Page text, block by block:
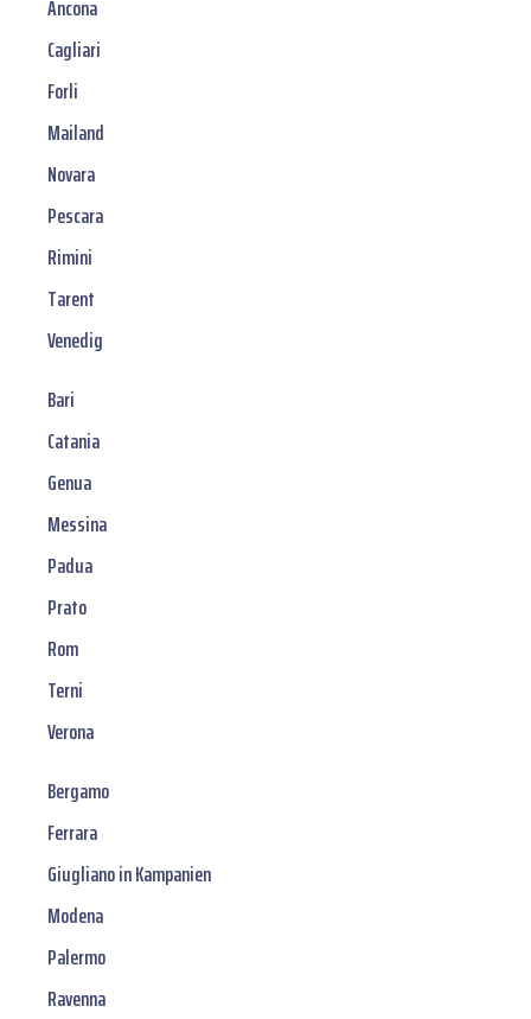
Ancona
Cagliari
Forli
Mailand
Novara
Pescara
Rimini
Tarent
Venedig
Bari
Catania
Genua
Messina
Padua
Prato
Rom
Terni
Verona
Bergamo
Ferrara
Giugliano in Kampanien
Modena
Palermo
Ravenna